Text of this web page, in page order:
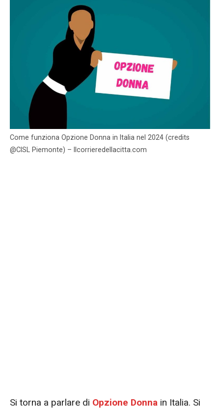
Come funziona Opzione Donna in Italia nel 2024 (credits
@CISL Piemonte) – Ilcorrieredellacitta.com
Si torna a parlare di Opzione Donna in Italia. Si